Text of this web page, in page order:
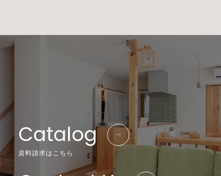
Catalog
資料請求はこちら